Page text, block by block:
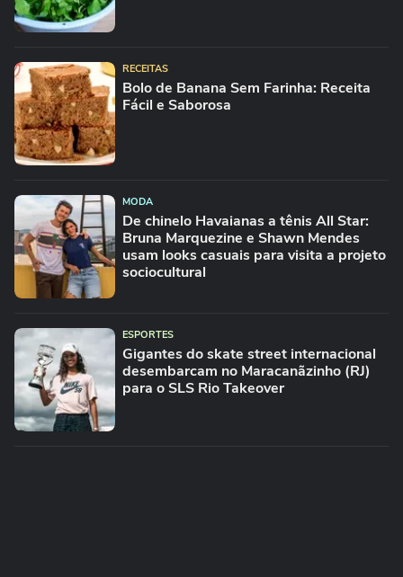
RECEITAS
Bolo de Banana Sem Farinha: Receita
Fácil e Saborosa
MODA
De chinelo Havaianas a tênis All Star:
Bruna Marquezine e Shawn Mendes
usam looks casuais para visita a projeto
sociocultural
ESPORTES
Gigantes do skate street internacional
desembarcam no Maracanãzinho (RJ)
para o SLS Rio Takeover